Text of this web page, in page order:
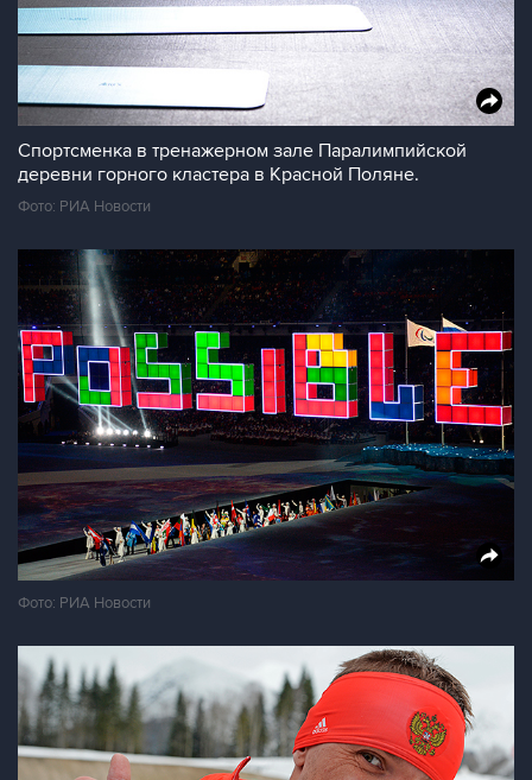
Спортсменка в тренажерном зале Паралимпийской
деревни горного кластера в Красной Поляне.
Фото: РИА Новости
Фото: РИА Новости